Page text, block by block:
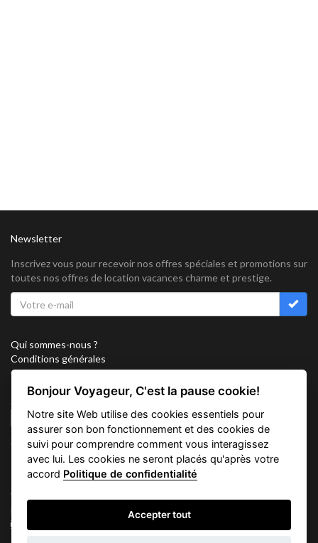
Newsletter
Inscrivez vous pour recevoir nos offres spéciales et promotions sur
toutes nos offres de location vacances charme et prestige.
Qui sommes-nous ?
Conditions générales
Confidentialité
Partenariat
Sitemap
Cookies
Suivez nous sur
Vacation Key Corp. 2905 Point East Drive #L-215. Aventura.
FLORIDA 33160.
Bonjour Voyageur, C'est la pause cookie!
Notre site Web utilise des cookies essentiels pour
assurer son bon fonctionnement et des cookies de
suivi pour comprendre comment vous interagissez
avec lui. Les cookies ne seront placés qu'après votre
accord Politique de confidentialité
Accepter tout